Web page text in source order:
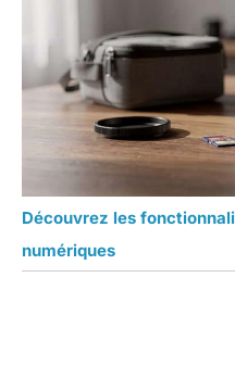
Découvrez les
numériques